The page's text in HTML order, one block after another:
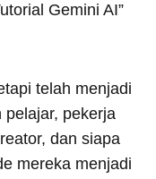
Gemini AI”
telah menjadi
pelajar, pekerja
dan siapa
mereka menjadi